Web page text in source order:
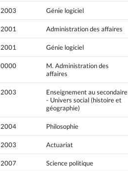
2003 Génie logiciel
2001 Administration des affaires
2001 Génie logiciel
0000
M. Administration des
affaires
2003
Enseignement au secondaire
- Univers social (histoire et
géographie)
2004 Philosophie
2003 Actuariat
2007 Science politique